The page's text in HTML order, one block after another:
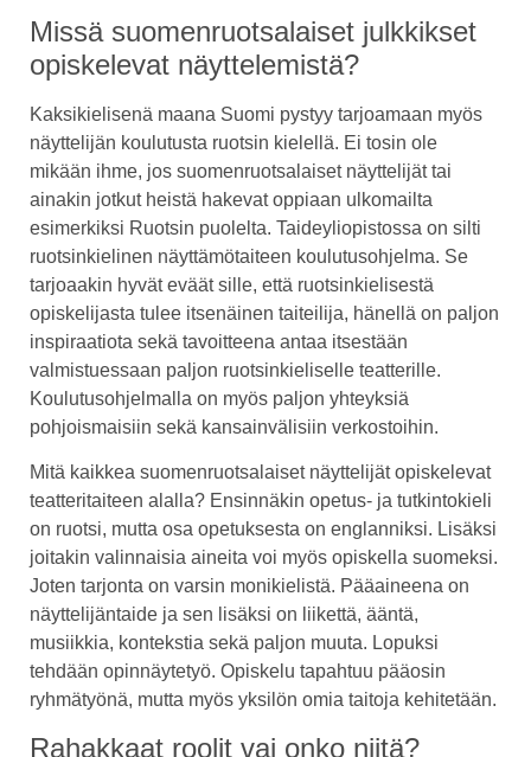
Missä suomenruotsalaiset julkkikset
opiskelevat näyttelemistä?
Kaksikielisenä maana Suomi pystyy tarjoamaan myös
näyttelijän koulutusta ruotsin kielellä. Ei tosin ole
mikään ihme, jos suomenruotsalaiset näyttelijät tai
ainakin jotkut heistä hakevat oppiaan ulkomailta
esimerkiksi Ruotsin puolelta. Taideyliopistossa on silti
ruotsinkielinen näyttämötaiteen koulutusohjelma. Se
tarjoaakin hyvät eväät sille, että ruotsinkielisestä
opiskelijasta tulee itsenäinen taiteilija, hänellä on paljon
inspiraatiota sekä tavoitteena antaa itsestään
valmistuessaan paljon ruotsinkieliselle teatterille.
Koulutusohjelmalla on myös paljon yhteyksiä
pohjoismaisiin sekä kansainvälisiin verkostoihin.
Mitä kaikkea suomenruotsalaiset näyttelijät opiskelevat
teatteritaiteen alalla? Ensinnäkin opetus- ja tutkintokieli
on ruotsi, mutta osa opetuksesta on englanniksi. Lisäksi
joitakin valinnaisia aineita voi myös opiskella suomeksi.
Joten tarjonta on varsin monikielistä. Pääaineena on
näyttelijäntaide ja sen lisäksi on liikettä, ääntä,
musiikkia, kontekstia sekä paljon muuta. Lopuksi
tehdään opinnäytetyö. Opiskelu tapahtuu pääosin
ryhmätyönä, mutta myös yksilön omia taitoja kehitetään.
Rahakkaat roolit vai onko niitä?